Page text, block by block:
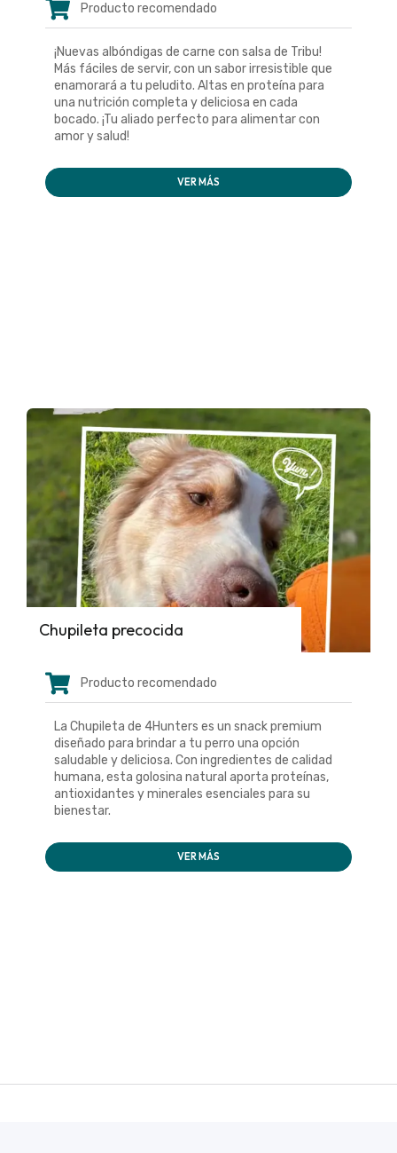
Producto recomendado
¡Nuevas albóndigas de carne con salsa de Tribu!
Más fáciles de servir, con un sabor irresistible que
enamorará a tu peludito. Altas en proteína para
una nutrición completa y deliciosa en cada
bocado. ¡Tu aliado perfecto para alimentar con
amor y salud!
VER MÁS
Chupileta precocida
Producto recomendado
La Chupileta de 4Hunters es un snack premium
diseñado para brindar a tu perro una opción
saludable y deliciosa. Con ingredientes de calidad
humana, esta golosina natural aporta proteínas,
antioxidantes y minerales esenciales para su
bienestar.
VER MÁS